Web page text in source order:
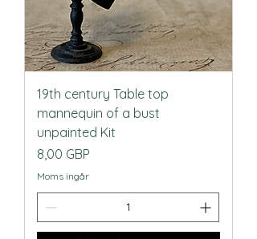
19th century Table top
mannequin of a bust
unpainted Kit
Pris
8,00 GBP
Moms ingår